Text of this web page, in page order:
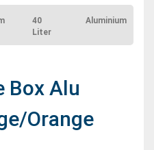
40
Liter
Aluminium
Box Alu
Orange